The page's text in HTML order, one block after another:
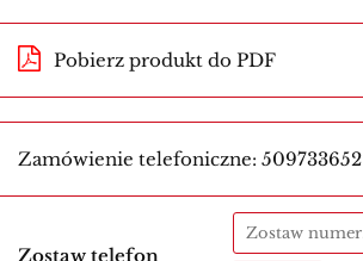
Pobierz produkt do PDF
Zamówienie telefoniczne: 509733652
Zostaw telefon